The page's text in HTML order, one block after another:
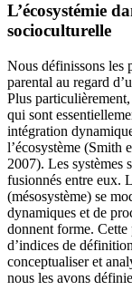
L’écosystémie
socioculturelle
Nous définissons les
parental au regard
Plus
qui sont
intégration
l’écosystème (Smith
2007). Les systèmes
fusionnés entre eux.
(mésosystème) se
dynamiques et de
donnent forme.
d’indices de
conceptualiser et
nous les avons